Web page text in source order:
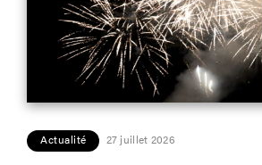
Actualité 27 juillet 2026